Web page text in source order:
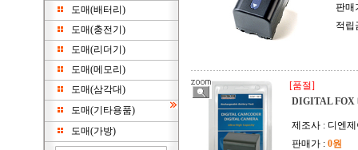
도매(배터리)
도매(충전기)
도매(리더기)
도매(메모리)
도매(삼각대)
도매(기타용품)
도매(가방)
판매
적
[품절]
DIGITAL FOX
제조사 : 디엔
판매가 : 0원